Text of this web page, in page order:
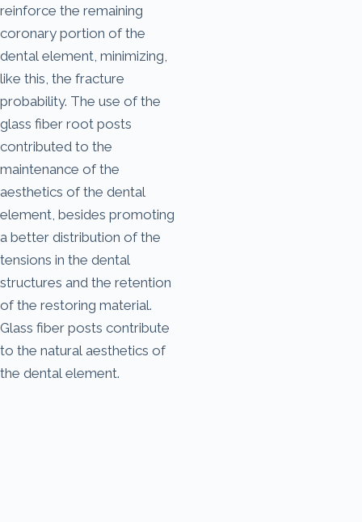
reinforce the remaining
coronary portion of the
dental element, minimizing,
like this, the fracture
probability. The use of the
glass fiber root posts
contributed to the
maintenance of the
aesthetics of the dental
element, besides promoting
a better distribution of the
tensions in the dental
structures and the retention
of the restoring material.
Glass fiber posts contribute
to the natural aesthetics of
the dental element.